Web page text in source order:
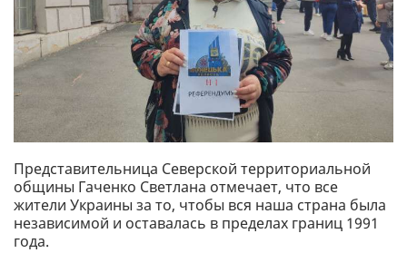
Представительница Северской территориальной
общины Гаченко Светлана отмечает, что все
жители Украины за то, чтобы вся наша страна была
независимой и оставалась в пределах границ 1991
года.